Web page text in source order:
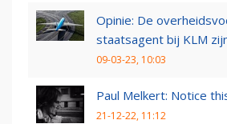
Opinie: De
staatsagent bij KLM
09-03-23, 10:03
Paul Melkert: Notice
21-12-22, 11:12